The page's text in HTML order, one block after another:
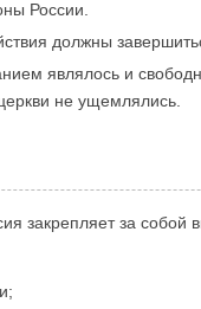
России.
должны
являлось и
не ущемлялись.
закрепляет за